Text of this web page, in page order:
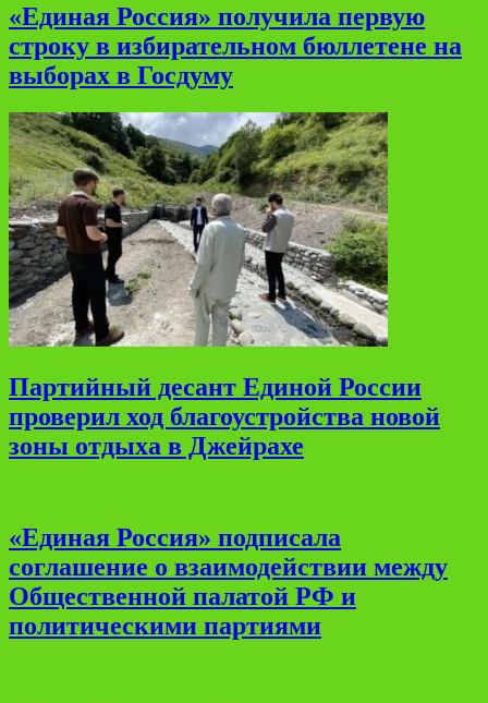
«Единая Россия» получила первую
строку в избирательном бюллетене на
выборах в Госдуму
Партийный десант Единой России
проверил ход благоустройства новой
зоны отдыха в Джейрахе
«Единая Россия» подписала
соглашение о взаимодействии между
Общественной палатой РФ и
политическими партиями